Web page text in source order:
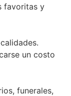
favoritas y
un costo
funerales,